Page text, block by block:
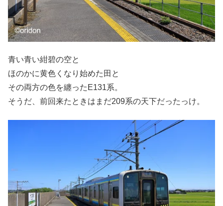
青い青い紺碧の空と
ほのかに黄色くなり始めた田と
その両方の色を纏ったE131系。
そうだ、前回来たときはまだ209系の天下だったっけ。